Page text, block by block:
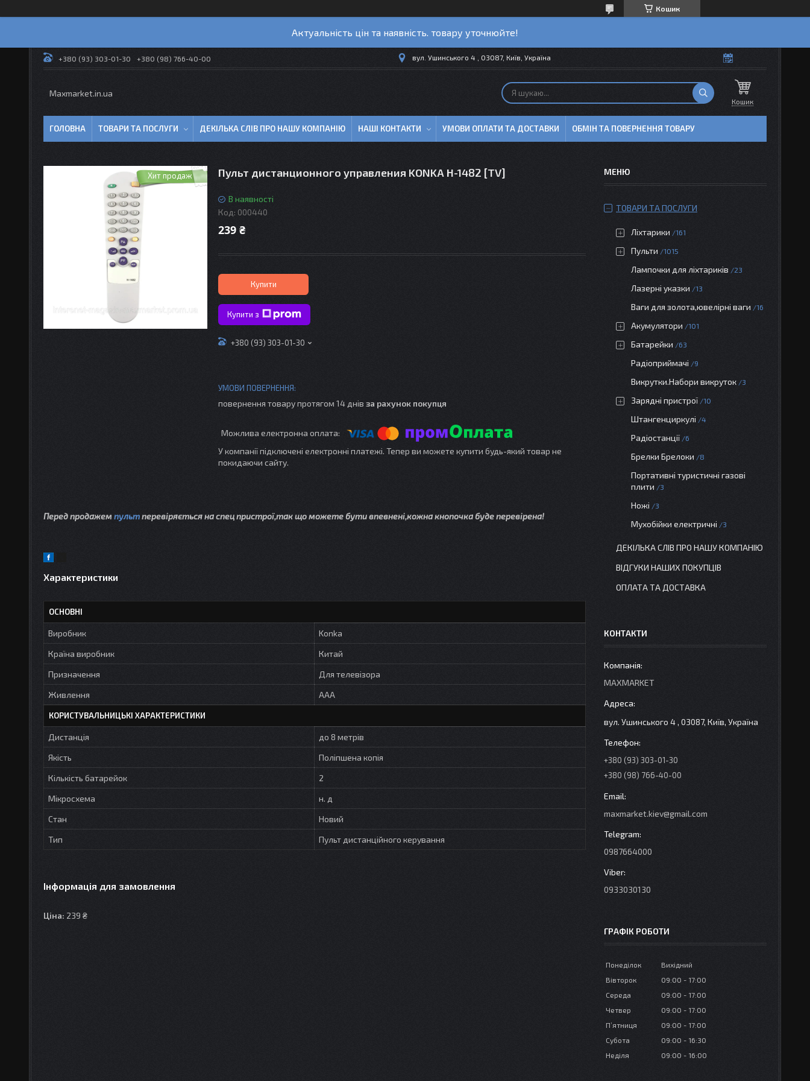
Кошик
Актуальність цін та наявність. товару уточнюйте!
+380 (93) 303-01-30 +380 (98) 766-40-00 вул. Ушинського 4 , 03087, Київ, Україна
Maxmarket.in.ua
Кошик
ГОЛОВНА ТОВАРИ ТА ПОСЛУГИ ДЕКІЛЬКА СЛІВ ПРО НАШУ КОМПАНІЮ НАШІ КОНТАКТИ УМОВИ ОПЛАТИ ТА ДОСТАВКИ ОБМІН ТА ПОВЕРНЕННЯ ТОВАРУ
Хит продаж Пульт дистанционного управления KONKA H-1482 [TV]
В наявності
Код: 000440
239 ₴
Купити
Купити з
+380 (93) 303-01-30
повернення товару протягом 14 днів за рахунок покупця
У компанії підключені електронні платежі. Тепер ви можете купити будь-який товар не
покидаючи сайту.
Перед продажемпультперевіряється на спец пристрої,так що можете бути впевнені,кожна кнопочка буде перевірена!
Характеристики
ОСНОВНІ
Виробник
Konka
Країна виробник
Китай
Призначення
Для телевізора
Живлення
AAA
КОРИСТУВАЛЬНИЦЬКІ ХАРАКТЕРИСТИКИ
Дистанція
до 8 метрів
Якість
Поліпшена копія
Кількість батарейок
2
Мікросхема
н. д
Стан
Новий
Тип
Пульт дистанційного керування
Інформація для замовлення
Ціна: 239 ₴
ТОВАРИ ТА ПОСЛУГИ
Ліхтарики 161
Пульти 1015
Лампочки для ліхтариків 23
Лазерні указки 13
Ваги для золота,ювелірні ваги 16
Акумулятори 101
Батарейки 63
Радіоприймачі 9
Викрутки.Набори викруток 3
Зарядні пристрої 10
Штангенциркулі 4
Радіостанції 6
Брелки Брелоки 8
Портативні туристичні газові
плити
3
Ножі 3
Мухобійки електричні 3
ДЕКІЛЬКА СЛІВ ПРО НАШУ КОМПАНІЮ
ВІДГУКИ НАШИХ ПОКУПЦІВ
ОПЛАТА ТА ДОСТАВКА
КОНТАКТИ
MAXMARKET
вул. Ушинського 4 , 03087, Київ, Україна
+380 (93) 303-01-30
+380 (98) 766-40-00
maxmarket.kiev@gmail.com
0987664000
0933030130
ГРАФІК РОБОТИ
Понеділок
Вихідний
Вівторок
09:00
17:00
Середа
09:00
17:00
Четвер
09:00
17:00
Пʼятниця
09:00
17:00
Субота
09:00
16:30
Неділя
09:00 16:00